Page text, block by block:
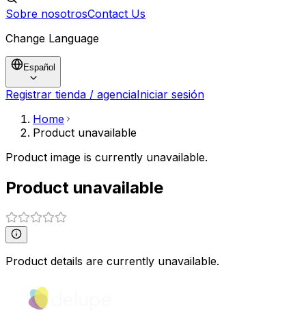
Sobre nosotrosContact Us
Change Language
Español
Registrar tienda / agenciaIniciar sesión
Home
Product unavailable
Product image is currently unavailable.
Product unavailable
Product details are currently unavailable.